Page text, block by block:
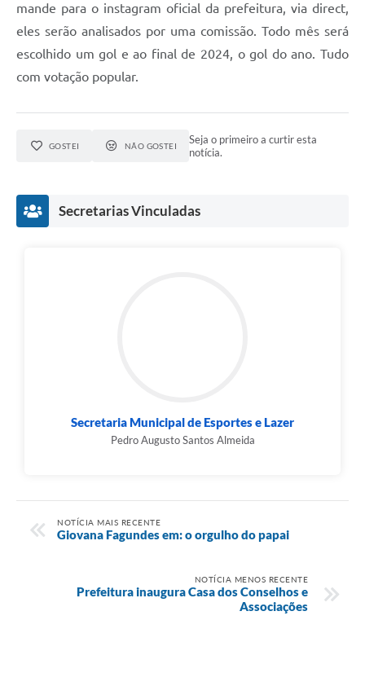
mande para o instagram oficial da prefeitura, via direct,
eles serão analisados por uma comissão. Todo mês será
escolhido um gol e ao final de 2024, o gol do ano. Tudo
com votação popular.
GOSTEI NÃO GOSTEI
Seja o primeiro a curtir esta
notícia.
Secretarias Vinculadas
Secretaria Municipal de Esportes e Lazer
Pedro Augusto Santos Almeida
NOTÍCIA MAIS RECENTE
Giovana Fagundes em: o orgulho do papai
NOTÍCIA MENOS RECENTE
Prefeitura inaugura Casa dos Conselhos e
Associações